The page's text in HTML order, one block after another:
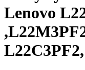
Lenovo